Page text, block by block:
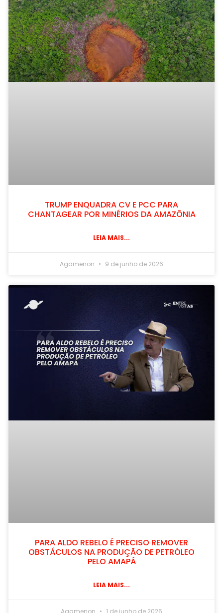
TRUMP ENQUADRA CV E PCC PARA
CHANTAGEAR POR MINÉRIOS DA AMAZÔNIA
LEIA MAIS...
Agamenon 9 de junho de 2026
PARA ALDO REBELO É PRECISO REMOVER
OBSTÁCULOS NA PRODUÇÃO DE PETRÓLEO
PELO AMAPÁ
LEIA MAIS...